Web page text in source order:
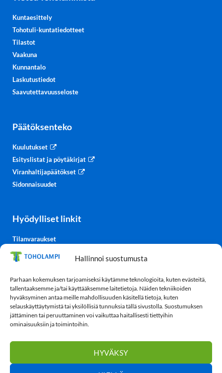
Hallinnoi suostumusta
Parhaan kokemuksen tarjoamiseksi käytämme teknologioita, kuten evästeitä,
tallentaaksemme ja/tai käyttääksemme laitetietoja. Näiden tekniikoiden
hyväksyminen antaa meille mahdollisuuden käsitellä tietoja, kuten
selauskäyttäytymistä tai yksilöllisiä tunnuksia tällä sivustolla. Suostumuksen
jättäminen tai peruuttaminen voi vaikuttaa haitallisesti tiettyihin
ominaisuuksiin ja toimintoihin.
HYVÄKSY
Kuntaesittely
Tohotuli-kuntatiedotteet
Tilastot
Vaakuna
Kunnantalo
Laskutustiedot
Saavutettavuusseloste
Päätöksenteko
Kuulutukset
Esityslistat ja pöytäkirjat
Viranhaltijapäätökset
Sidonnaisuudet
Hyödylliset linkit
Tilanvaraukset
Kulttuurisali-TV
Säätiedot
TohoTube
Tietosuoja
Evästekäytäntö (EU)